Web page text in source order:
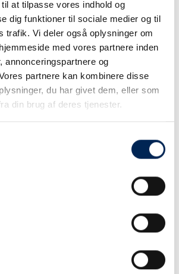
at tilpasse vores indhold og
dig funktioner til sociale medier og til
trafik. Vi deler også oplysninger om
med vores partnere inden
annonceringspartnere og
partnere kan kombinere disse
du har givet dem, eller som
din brug af deres tjenester.